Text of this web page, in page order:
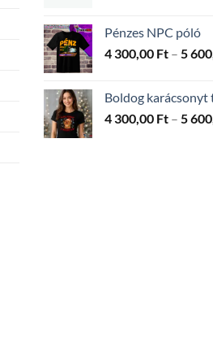
Pénzes NPC póló
4 300,00 Ft – 5
Boldog karácsonyt
4 300,00 Ft – 5